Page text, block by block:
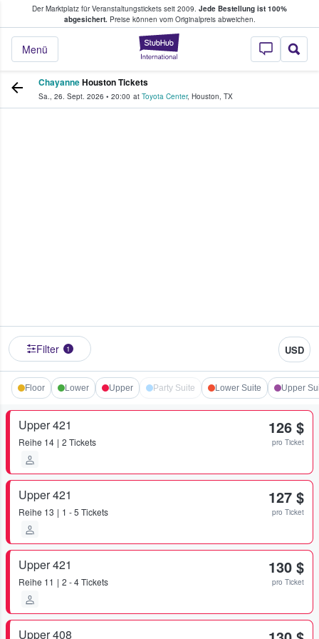
Der Marktplatz für Veranstaltungstickets seit 2009. Jede Bestellung ist 100%
abgesichert.Preise können vom Originalpreis abweichen.
StubHub - Wo
Menü
Tickets kaufen & verkaufen
ChayanneHouston Tickets
Sa., 26. Sept. 2026 • 20:00 at Toyota Center, Houston, TX
Filter 1 USD
Floor Lower Upper Party Suite Lower Suite Upper
Upper 421
Reihe 14 2 Tickets
126 $
pro Ticket
Upper 421
Reihe 13 1 - 5 Tickets
127 $
pro Ticket
Upper 421
Reihe 11 2 - 4 Tickets
130 $
pro Ticket
Upper 408